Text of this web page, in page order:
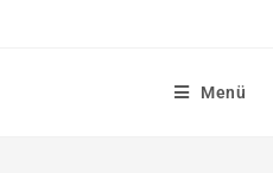
Menü